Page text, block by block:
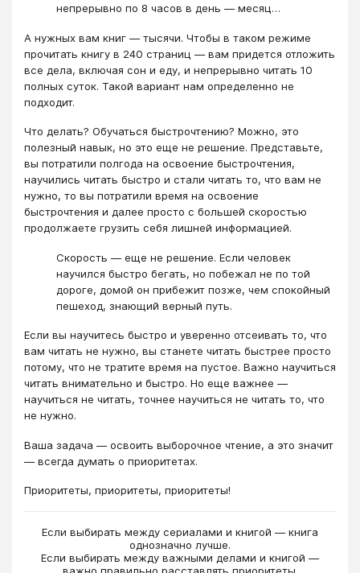
непрерывно по 8 часов в день — месяц…
А нужных вам книг — тысячи. Чтобы в таком режиме
прочитать книгу в 240 страниц — вам придется отложить
все дела, включая сон и еду, и непрерывно читать 10
полных суток. Такой вариант нам определенно не
подходит.
Что делать? Обучаться быстрочтению? Можно, это
полезный навык, но это еще не решение. Представьте,
вы потратили полгода на освоение быстрочтения,
научились читать быстро и стали читать то, что вам не
нужно, то вы потратили время на освоение
быстрочтения и далее просто с большей скоростью
продолжаете грузить себя лишней информацией.
Скорость — еще не решение. Если человек
научился быстро бегать, но побежал не по той
дороге, домой он прибежит позже, чем спокойный
пешеход, знающий верный путь.
Если вы научитесь быстро и уверенно отсеивать то, что
вам читать не нужно, вы станете читать быстрее просто
потому, что не тратите время на пустое. Важно научиться
читать внимательно и быстро. Но еще важнее —
научиться не читать, точнее научиться не читать то, что
не нужно.
Ваша задача — освоить выборочное чтение, а это значит
— всегда думать о приоритетах.
Приоритеты, приоритеты, приоритеты!
Если выбирать между сериалами и книгой — книга
однозначно лучше.
Если выбирать между важными делами и книгой —
важно правильно расставлять приоритеты.